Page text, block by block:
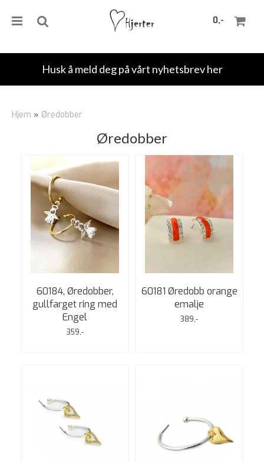
0,-
Husk å meld deg på vårt nyhetsbrev her
Hjem » Øredobber
Øredobber
60184, Øredobber,
gullfarget ring med
Engel
359,-
60181 Øredobb orange
emalje
389,-